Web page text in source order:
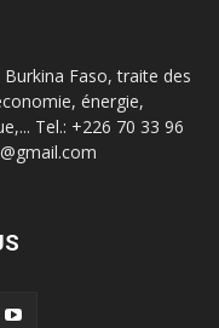
Faso, traite des
énergie,
Tel.: +226 70 33 96